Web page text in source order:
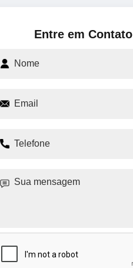
Entre em Contato